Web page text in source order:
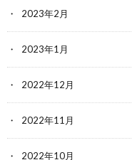
2023年2月
2023年1月
2022年12月
2022年11月
2022年10月